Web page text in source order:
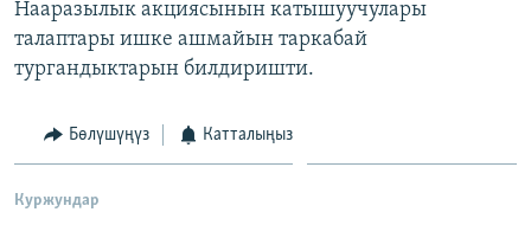
Нааразылык акциясынын катышуучулары
талаптары ишке ашмайын таркабай
тургандыктарын билдиришти.
Бөлүшүңүз Катталыңыз
Куржундар